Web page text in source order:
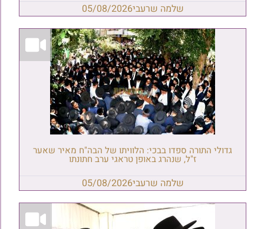
שלמה שרעבי05/08/2026
גדולי התורה ספדו בבכי: הלוויתו של הבה"ח מאיר שאער
ז"ל, שנהרג באופן טראגי ערב חתונתו
שלמה שרעבי05/08/2026